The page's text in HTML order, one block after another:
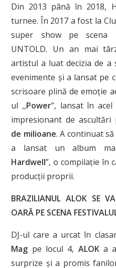
Din 2013 până în 2018,
turnee. În 2017 a fost la
super show pe scena
UNTOLD. Un an mai
artistul a luat decizia de a
evenimente și a lansat pe
scrisoare plină de emoție
ul ,,Power”, lansat în
impresionant de ascultări
de milioane. A continuat
a lansat un album
Hardwell”, o compilație în
producții proprii.
BRAZILIANUL ALOK SE
OARĂ PE SCENA
DJ-ul care a urcat în
Mag pe locul 4, ALOKa
surprize și a promis